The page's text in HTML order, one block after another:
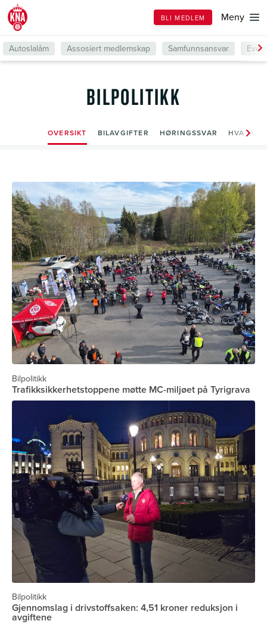
Till
forsiden
BLI MEDLEM Meny
Autoslalåm Assosiert medlemskap Samfunnsansvar
BILPOLITIKK
OVERSIKT BILAVGIFTER HØRINGSSVAR HVA
Bilpolitikk
Trafikksikkerhetstoppene møtte MC-miljøet på Tyrigrava
Bilpolitikk
Gjennomslag i drivstoffsaken: 4,51 kroner reduksjon i
avgiftene